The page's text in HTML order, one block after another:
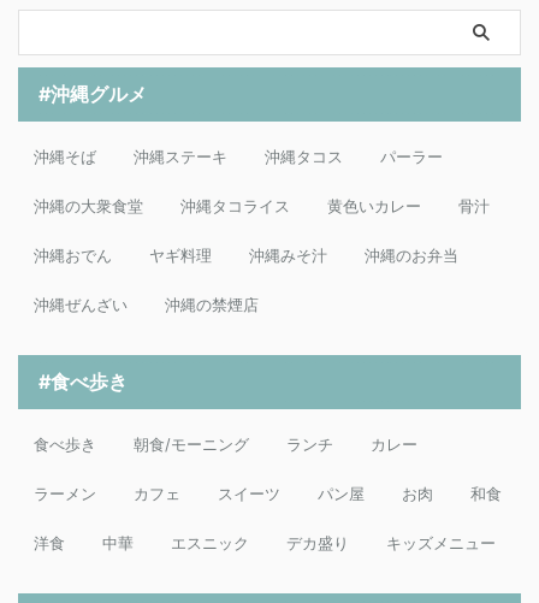
#沖縄グルメ
沖縄そば 沖縄ステーキ 沖縄タコス パーラー
沖縄の大衆食堂 沖縄タコライス 黄色いカレー 骨汁
沖縄おでん ヤギ料理 沖縄みそ汁 沖縄のお弁当
沖縄ぜんざい 沖縄の禁煙店
#食べ歩き
食べ歩き 朝食/モーニング ランチ カレー
ラーメン カフェ スイーツ パン屋 お肉 和食
洋食 中華 エスニック デカ盛り キッズメニュー